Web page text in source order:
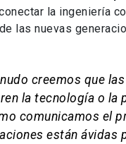
la ingeniería
las nuevas
creemos que
la tecnología o la
comunicamos el
están ávidas